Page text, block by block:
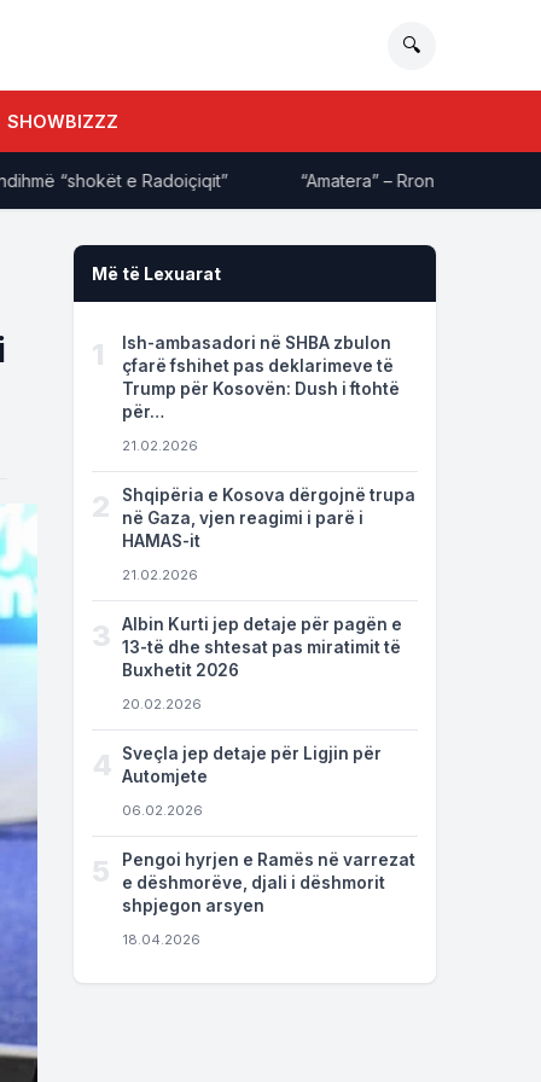
🔍
SHOWBIZZZ
“shokët e Radoiçiqit” “Amatera” – Rron Gjinovci
Më të Lexuarat
1
Ish-ambasadori në SHBA zbulon
çfarë fshihet pas deklarimeve të
Trump për Kosovën: Dush i ftohtë
për…
21.02.2026
2
Shqipëria e Kosova dërgojnë trupa
në Gaza, vjen reagimi i parë i
HAMAS-it
21.02.2026
3
Albin Kurti jep detaje për pagën e
13-të dhe shtesat pas miratimit të
Buxhetit 2026
20.02.2026
4
Sveçla jep detaje për Ligjin për
Automjete
06.02.2026
5
Pengoi hyrjen e Ramës në varrezat
e dëshmorëve, djali i dëshmorit
shpjegon arsyen
18.04.2026